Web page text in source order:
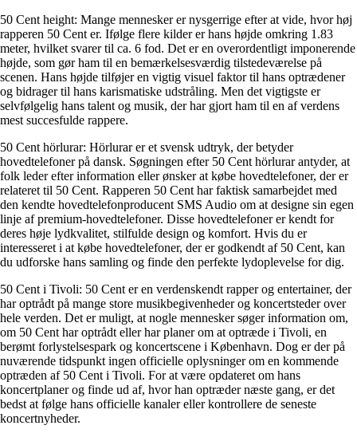
50 Cent height: Mange mennesker er nysgerrige efter at vide, hvor høj
rapperen 50 Cent er. Ifølge flere kilder er hans højde omkring 1.83
meter, hvilket svarer til ca. 6 fod. Det er en overordentligt imponerende
højde, som gør ham til en bemærkelsesværdig tilstedeværelse på
scenen. Hans højde tilføjer en vigtig visuel faktor til hans optrædener
og bidrager til hans karismatiske udstråling. Men det vigtigste er
selvfølgelig hans talent og musik, der har gjort ham til en af verdens
mest succesfulde rappere.
50 Cent hörlurar: Hörlurar er et svensk udtryk, der betyder
hovedtelefoner på dansk. Søgningen efter 50 Cent hörlurar antyder, at
folk leder efter information eller ønsker at købe hovedtelefoner, der er
relateret til 50 Cent. Rapperen 50 Cent har faktisk samarbejdet med
den kendte hovedtelefonproducent SMS Audio om at designe sin egen
linje af premium-hovedtelefoner. Disse hovedtelefoner er kendt for
deres høje lydkvalitet, stilfulde design og komfort. Hvis du er
interesseret i at købe hovedtelefoner, der er godkendt af 50 Cent, kan
du udforske hans samling og finde den perfekte lydoplevelse for dig.
50 Cent i Tivoli: 50 Cent er en verdenskendt rapper og entertainer, der
har optrådt på mange store musikbegivenheder og koncertsteder over
hele verden. Det er muligt, at nogle mennesker søger information om,
om 50 Cent har optrådt eller har planer om at optræde i Tivoli, en
berømt forlystelsespark og koncertscene i København. Dog er der på
nuværende tidspunkt ingen officielle oplysninger om en kommende
optræden af 50 Cent i Tivoli. For at være opdateret om hans
koncertplaner og finde ud af, hvor han optræder næste gang, er det
bedst at følge hans officielle kanaler eller kontrollere de seneste
koncertnyheder.